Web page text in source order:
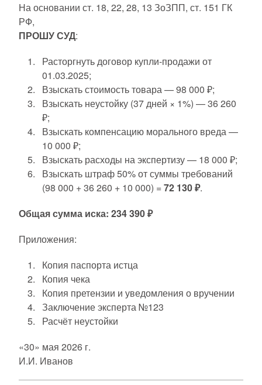
На основании ст. 18, 22, 28, 13 ЗоЗПП, ст. 151 ГК
РФ,
ПРОШУ СУД:
Расторгнуть договор купли-продажи от
01.03.2025;
Взыскать стоимость товара — 98 000 ₽;
Взыскать неустойку (37 дней × 1%) — 36 260
₽;
Взыскать компенсацию морального вреда —
10 000 ₽;
Взыскать расходы на экспертизу — 18 000 ₽;
Взыскать штраф 50% от суммы требований
(98 000 + 36 260 + 10 000) =72 130 ₽.
Общая сумма иска: 234 390 ₽
Приложения:
Копия паспорта истца
Копия чека
Копия претензии и уведомления о вручении
Заключение эксперта №123
Расчёт неустойки
«30» мая 2026 г.
И.И. Иванов